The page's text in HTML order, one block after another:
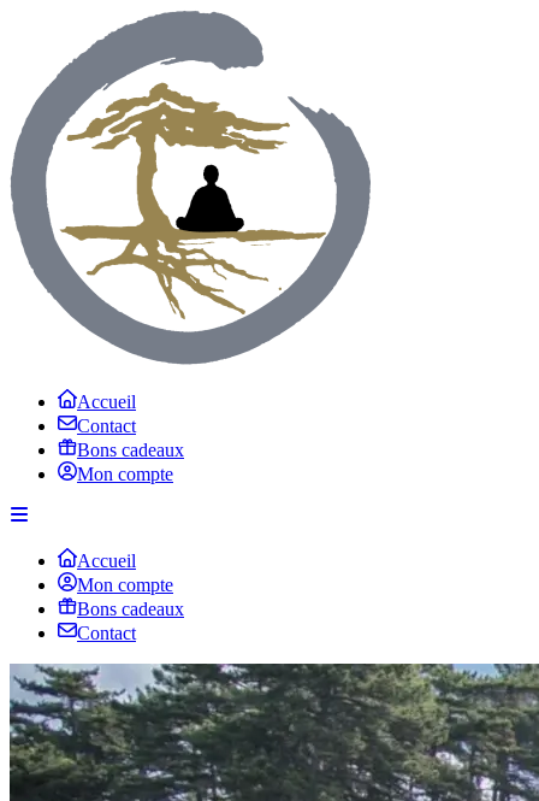
Accueil
Contact
Bons cadeaux
Mon compte
Accueil
Mon compte
Bons cadeaux
Contact